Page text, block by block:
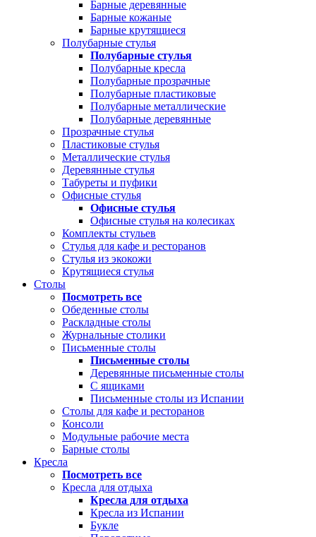
Барные деревянные
Барные кожаные
Барные крутящиеся
Полубарные стулья
Полубарные стулья
Полубарные кресла
Полубарные прозрачные
Полубарные пластиковые
Полубарные металлические
Полубарные деревянные
Прозрачные стулья
Пластиковые стулья
Металлические стулья
Деревянные стулья
Табуреты и пуфики
Офисные стулья
Офисные стулья
Офисные стулья на колесиках
Комплекты стульев
Стулья для кафе и ресторанов
Стулья из экокожи
Крутящиеся стулья
Столы
Посмотреть все
Обеденные столы
Раскладные столы
Журнальные столики
Письменные столы
Письменные столы
Деревянные письменные столы
С ящиками
Письменные столы из Испании
Столы для кафе и ресторанов
Консоли
Модульные рабочие места
Барные столы
Кресла
Посмотреть все
Кресла для отдыха
Кресла для отдыха
Кресла из Испании
Букле